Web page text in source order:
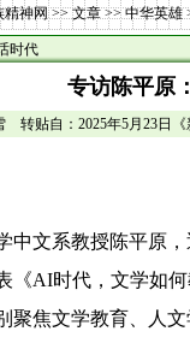
精神网>>文章>>中华英雄
时代
专访陈平原
转贴自：2025年5月23
中文系教授陈平原
《AI时代，文学如
聚焦文学教育、人